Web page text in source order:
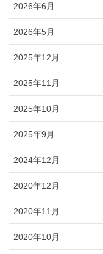
2026年6月
2026年5月
2025年12月
2025年11月
2025年10月
2025年9月
2024年12月
2020年12月
2020年11月
2020年10月